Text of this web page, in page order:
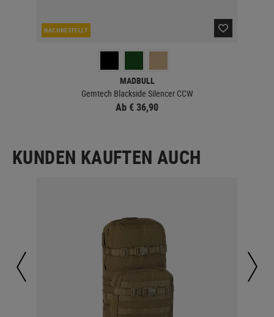
NACHBESTELLT
MADBULL
Gemtech Blackside Silencer CCW
Ab € 36,90
KUNDEN KAUFTEN AUCH